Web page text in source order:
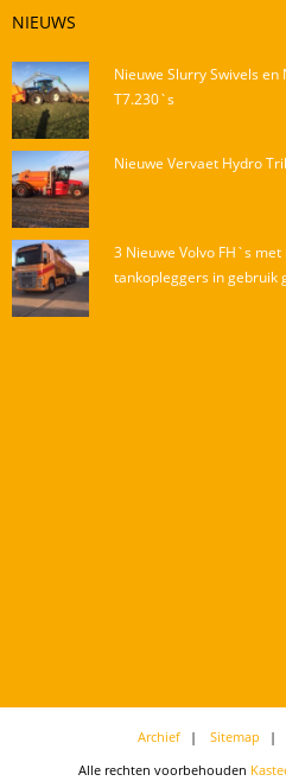
NIEUWS
Nieuwe Slurry Swivels
T7.230`s
Nieuwe Vervaet Hydro
3 Nieuwe Volvo FH`s met
tankopleggers in gebruik
Archief Sitemap
Alle rechten voorbehouden